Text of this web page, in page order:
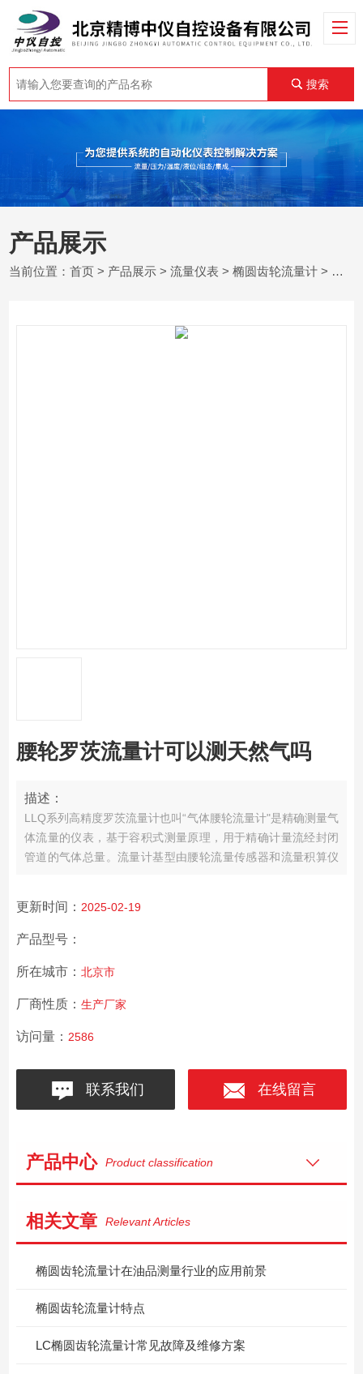
搜索
产品展示
当前位置：首页 > 产品展示 >流量仪表 >椭圆齿轮流量计 > 腰轮罗茨流量计可以测天然气吗
腰轮罗茨流量计可以测天然气吗
描述：
LLQ系列高精度罗茨流量计也叫“气体腰轮流量计"是精确测量气
体流量的仪表，基于容积式测量原理，用于精确计量流经封闭
管道的气体总量。流量计基型由腰轮流量传感器和流量积算仪
非腐蚀性气体。
更新时间： 2025-02-19
产品型号：
所在城市： 北京市
厂商性质： 生产厂家
访问量： 2586
联系我们 在线留言
产品中心 Product classification
相关文章 Relevant Articles
椭圆齿轮流量计在油品测量行业的应用前景
椭圆齿轮流量计特点
LC椭圆齿轮流量计常见故障及维修方案